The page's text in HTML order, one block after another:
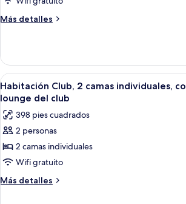
océano
vista
1
size,
con
acceso
al
salón
lounge
del
club
Más detalles
Más
Club,
cama
King
con
acceso
salón
lounge
club
Abrir
todas
las
fotos
de
Habitación
Club,
2
Una
9
Habitación Club, 2 camas individuales,
lounge del club
398 pies cuadrados
2 personas
2 camas individuales
Wifi gratuito
Más detalles
Más